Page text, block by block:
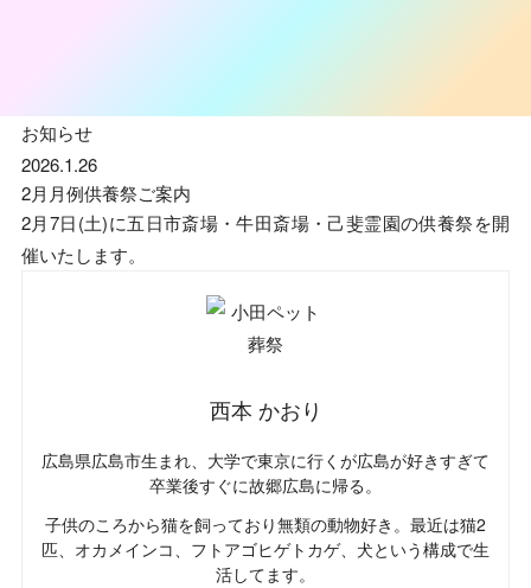
お知らせ
2026.1.26
2月月例供養祭ご案内
2月7日(土)に五日市斎場・牛田斎場・己斐霊園の供養祭を開
催いたします。
西本 かおり
広島県広島市生まれ、大学で東京に行くが広島が好きすぎて
卒業後すぐに故郷広島に帰る。
子供のころから猫を飼っており無類の動物好き。最近は猫2
匹、オカメインコ、フトアゴヒゲトカゲ、犬という構成で生
活してます。